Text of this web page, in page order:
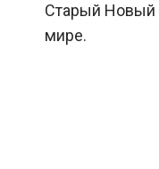
Старый Новый
мире.